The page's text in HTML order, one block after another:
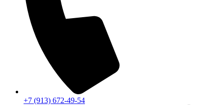
+7 (913) 672-49-54